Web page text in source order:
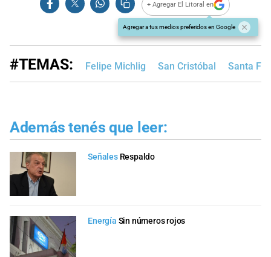
+ Agregar El Litoral en
Agregar a tus medios preferidos en Google
#TEMAS: Felipe Michlig San Cristóbal Santa Fe
Además tenés que leer:
Señales Respaldo
Energía Sin números rojos